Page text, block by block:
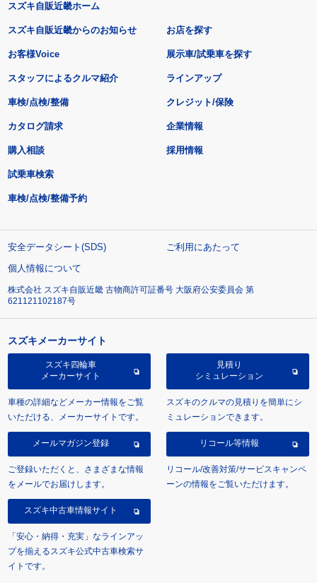
スズキ自販近畿ホーム
スズキ自販近畿からのお知らせ
お客様Voice
スタッフによるクルマ紹介
お店を探す
展示車/試乗車を探す
ラインアップ
車検/点検/整備 クレジット/保険
カタログ請求
購入相談
試乗車検索
車検/点検/整備予約
企業情報
採用情報
安全データシート(SDS)
ご利用にあたって
個人情報について
株式会社 スズキ自販近畿 古物商許可証番号 大阪府公安委員会 第
621121102187号
スズキメーカーサイト
スズキ四輪車
メーカーサイト
車種の詳細などメーカー情報をご覧
いただける、メーカーサイトです。
見積り
シミュレーション
スズキのクルマの見積りを簡単にシ
ミュレーションできます。
メールマガジン登録
ご登録いただくと、さまざまな情報
をメールでお届けします。
リコール等情報
リコール/改善対策/サービスキャンペ
ーンの情報をご覧いただけます。
スズキ中古車情報サイト
「安心・納得・充実」なラインアッ
プを揃えるスズキ公式中古車検索サ
イトです。